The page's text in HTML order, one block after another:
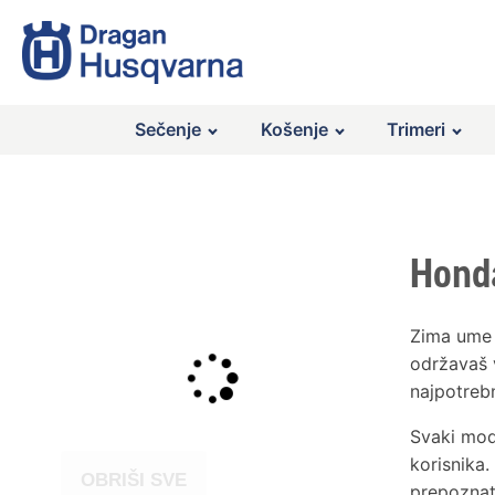
Sečenje Košenje Trimeri
Zima
održavaš
Svaki